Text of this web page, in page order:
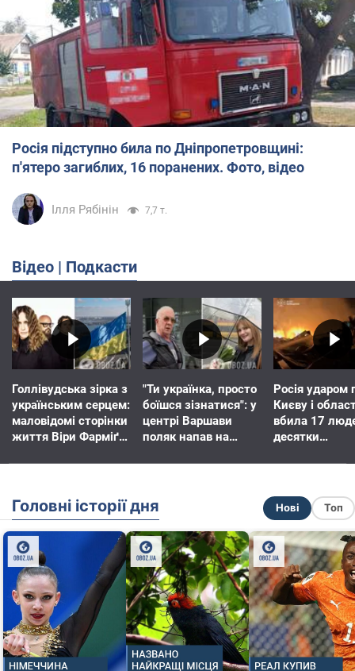
Росія підступно била по Дніпропетровщині:
п'ятеро загиблих, 16 поранених. Фото, відео
Ілля Рябінін 7,7 т.
Відео | Подкасти
Голлівудська зірка з
українським серцем:
маловідомі сторінки
життя Віри Фарміґи
американців не
"Ти українка, просто
боїшся зізнатися": у
центрі Варшави
поляк напав на
письменницю
Росія ударом
Києву і
вбила 17
десятки
оголошено
Головні історії дня Нові Топ